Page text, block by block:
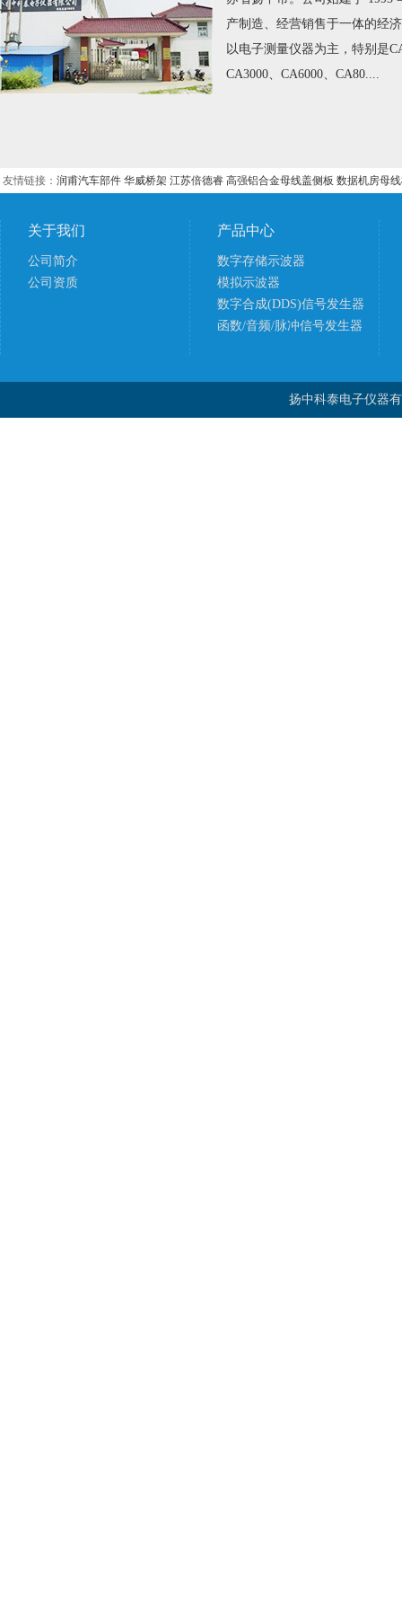
产制造、经营销售于一体的经
以电子测量仪器为主，特别是
CA3000、CA6000、CA80....
友情链接： 润甫汽车部件 华威桥架 江苏倍德睿 高强铝合金母线盖侧板 数据机房母
关于我们
公司简介
公司资质
产品中心
数字存储示波器
模拟示波器
数字合成(DDS)信号发生器
函数/音频/脉冲信号发生器
扬中科泰电子仪器